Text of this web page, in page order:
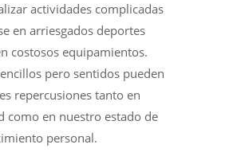
actividades complicadas
en arriesgados deportes
costosos equipamientos.
pero sentidos pueden
repercusiones tanto en
como en nuestro estado de
personal.